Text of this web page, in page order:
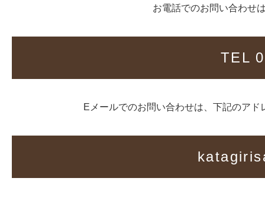
お電話でのお問い合わせ
TEL
Eメールでのお問い合わせは、下記のア